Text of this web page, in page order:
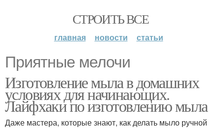
СТРОИТЬ ВСЕ
главная новости статьи
Приятные мелочи
Изготовление мыла в домашних
условиях для начинающих.
Лайфхаки по изготовлению мыла
Даже мастера, которые знают, как делать мыло ручной